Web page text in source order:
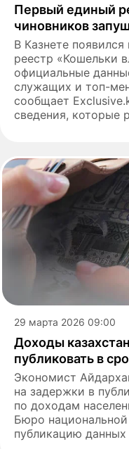
Первый единый
чиновников
В Казнете
реестр «Кошельки
официальные
служащих и топ-
сообщает
сведения, которые
29 марта 2026 09:00
Доходы
публиковать в
Экономист
на задержки в
по доходам
Бюро национальной
публикацию данных